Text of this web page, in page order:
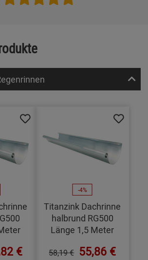
€
-4%
Titanzink Dachrinne
halbrund RG500
Länge 1,5 Meter
58,19 € 55,86 €